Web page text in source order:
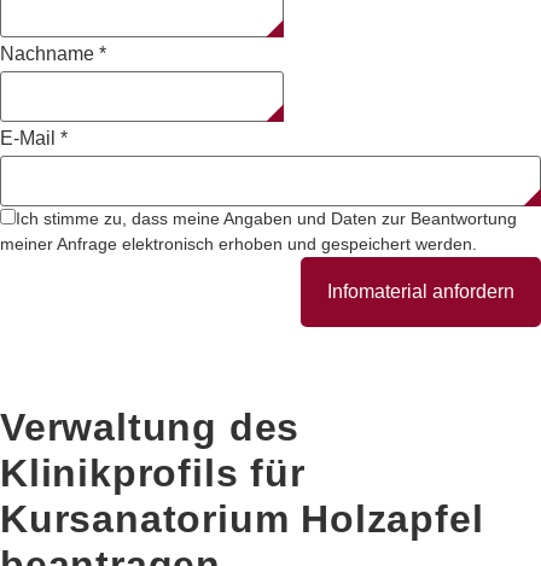
Nachname *
E-Mail *
Ich stimme zu, dass meine Angaben und Daten zur Beantwortung
meiner Anfrage elektronisch erhoben und gespeichert werden.
Infomaterial anfordern
Verwaltung des
Klinikprofils für
Kursanatorium Holzapfel